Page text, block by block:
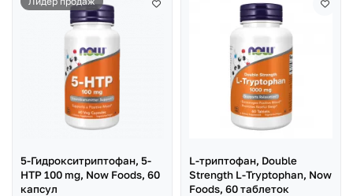
5-Гидрокситриптофан, 5-
HTP 100 mg, Now Foods, 60
капсул
L-триптофан, Double
Strength L-Tryptophan, Now
Foods, 60 таблеток